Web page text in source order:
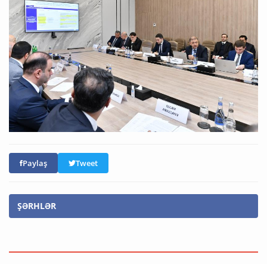
Paylaş Tweet
ŞƏRHLƏR